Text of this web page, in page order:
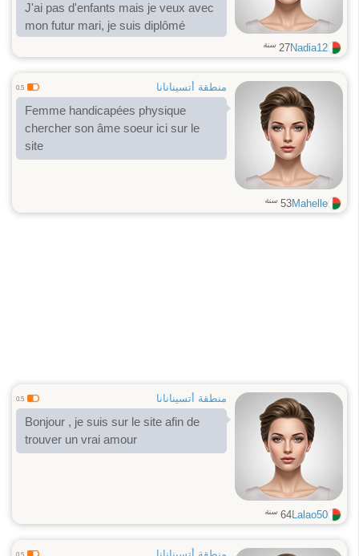
J'ai pas d'enfants mais je veux avec
mon futur mari, je suis diplômé
Nadia12
27 سنة
منطقة أتسينانانا 0.5
Femme handicapées physique
chercher son âme soeur ici sur le
site
Mahelle
53 سنة
منطقة أتسينانانا 0.5
Bonjour , je suis sur le site afin de
trouver un vrai amour
Lalao50
64 سنة
0.5